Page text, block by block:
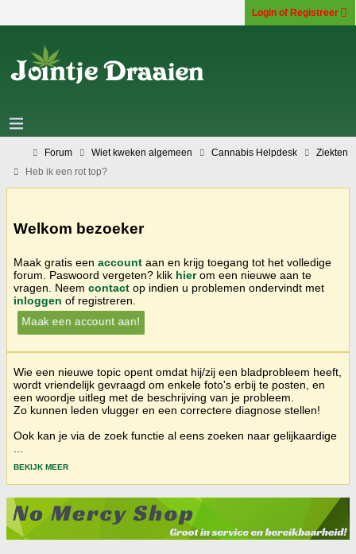
Login of Registreer
Forum Wiet kweken algemeen Cannabis Helpdesk
Ziekten
Heb ik een rot top?
Welkom bezoeker
Maak gratis een account aan en krijg toegang tot het volledige
forum. Paswoord vergeten? klik hierom een nieuwe aan te
vragen. Neem contact op indien u problemen ondervindt met
inloggen of registreren.
Maak een account aan!
Wie een nieuwe topic opent omdat hij/zij een bladprobleem heeft,
wordt vriendelijk gevraagd om enkele foto's erbij te posten, en
een woordje uitleg met de beschrijving van je probleem.
Zo kunnen leden vlugger en een correctere diagnose stellen!
Ook kan je via de zoek functie al eens zoeken naar gelijkaardige
BEKIJK MEER